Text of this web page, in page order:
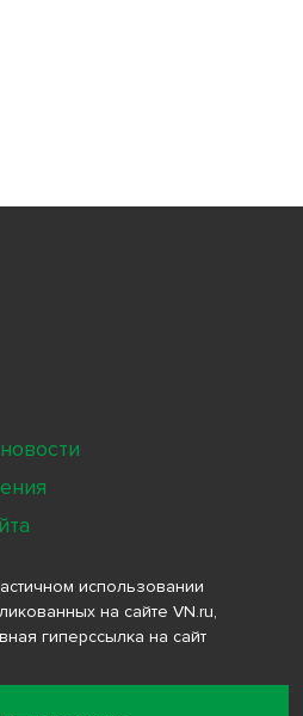
использовании
на сайте VN.ru,
гиперссылка на сайт